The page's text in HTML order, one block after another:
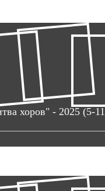
хоров" - 2025 (5-11